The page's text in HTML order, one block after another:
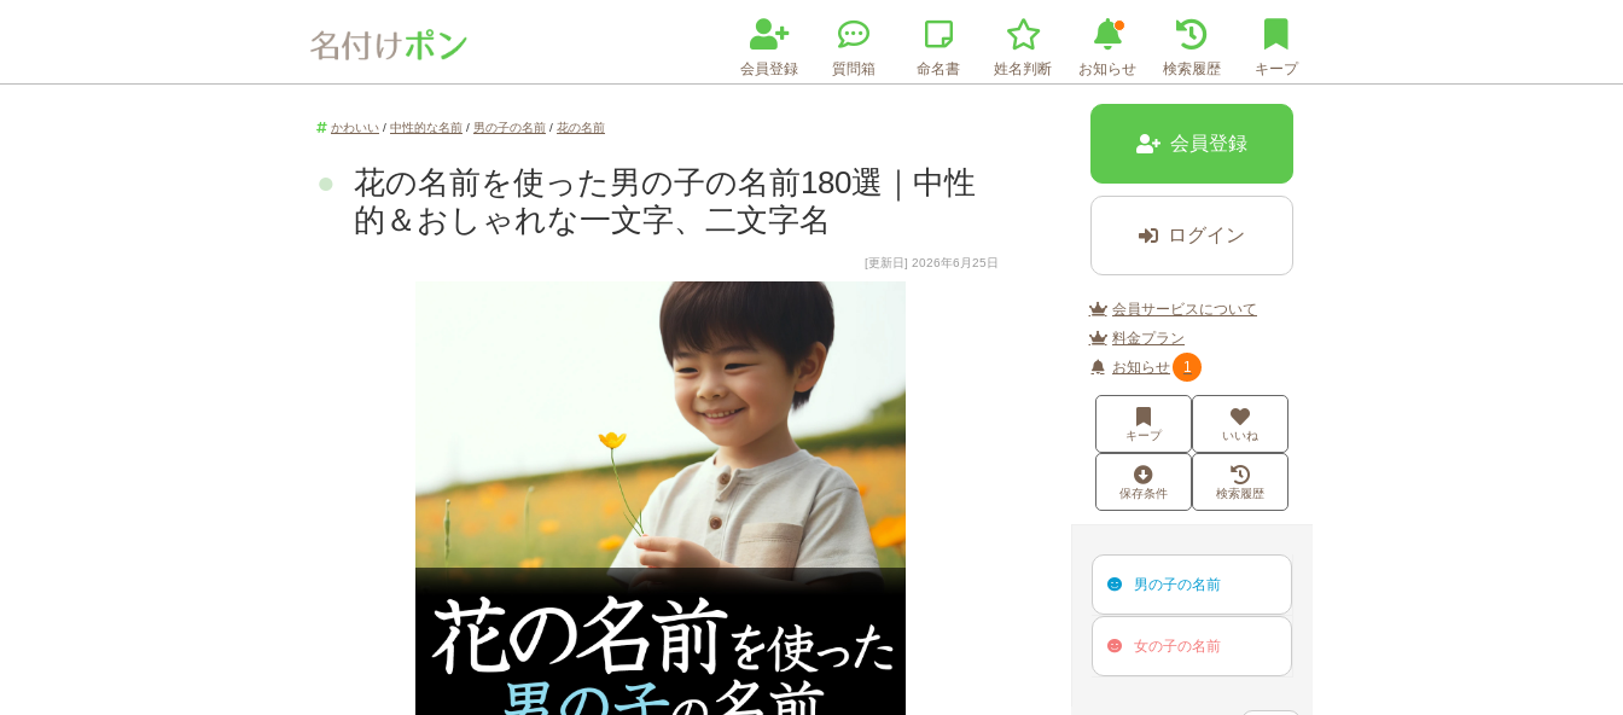
会員登録 質問箱 命名書 姓名判断 お知らせ 検索履歴 キープ
かわいい / 中性的な名前 / 男の子の名前 / 花の名前
花の名前を使った男の子の名前180選｜中性
的＆おしゃれな一文字、二文字名
[更新日] 2026年6月25日
会員登録
ログイン
会員サービスについて
料金プラン
お知らせ
1
キープ いいね
保存条件 検索履歴
男の子の名前
女の子の名前